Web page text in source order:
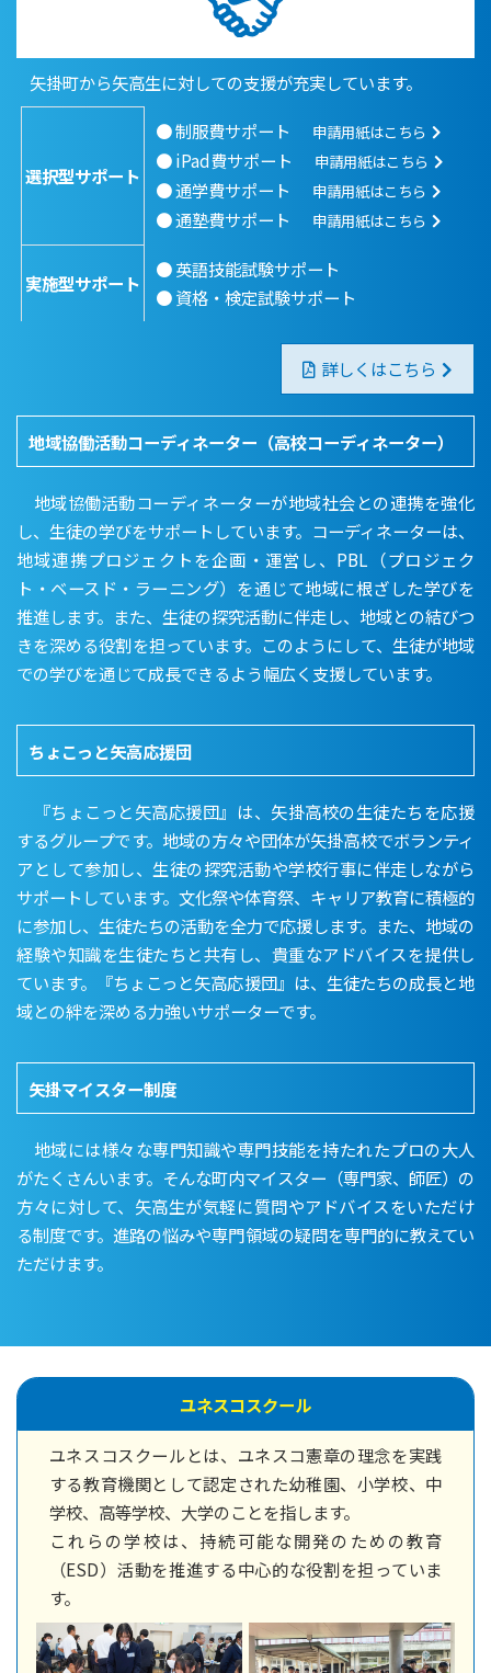
矢掛町から矢高生に対しての支援が充実しています。
選択型サポート
● 制服費サポート 申請用紙はこちら
● iPad費サポート 申請用紙はこちら
● 通学費サポート 申請用紙はこちら
● 通塾費サポート 申請用紙はこちら
実施型サポート
● 英語技能試験サポート
● 資格・検定試験サポート
詳しくはこちら
地域協働活動コーディネーター （高校コーディネーター）
地域協働活動コーディネーターが地域社会との連携を強化
し、生徒の学びをサポートしています。コーディネーターは、
地域連携プロジェクトを企画・運営し、PBL（プロジェク
ト・ベースド・ラーニング）を通じて地域に根ざした学びを
推進します。また、生徒の探究活動に伴走し、地域との結びつ
きを深める役割を担っています。このようにして、生徒が地域
での学びを通じて成長できるよう幅広く支援しています。
ちょこっと矢高応援団
『ちょこっと矢高応援団』は、矢掛高校の生徒たちを応援
するグループです。地域の方々や団体が矢掛高校でボランティ
アとして参加し、生徒の探究活動や学校行事に伴走しながら
サポートしています。文化祭や体育祭、キャリア教育に積極的
に参加し、生徒たちの活動を全力で応援します。また、地域の
経験や知識を生徒たちと共有し、貴重なアドバイスを提供し
ています。『ちょこっと矢高応援団』は、生徒たちの成長と地
域との絆を深める力強いサポーターです。
矢掛マイスター制度
地域には様々な専門知識や専門技能を持たれたプロの大人
がたくさんいます。そんな町内マイスター（専門家、師匠）の
方々に対して、矢高生が気軽に質問やアドバイスをいただけ
る制度です。進路の悩みや専門領域の疑問を専門的に教えてい
ただけます。
ユネスコスクール
ユネスコスクールとは、ユネスコ憲章の理念を実践
する教育機関として認定された幼稚園、小学校、中
学校、高等学校、大学のことを指します。
これらの学校は、持続可能な開発のための教育
（ESD）活動を推進する中心的な役割を担っていま
す。